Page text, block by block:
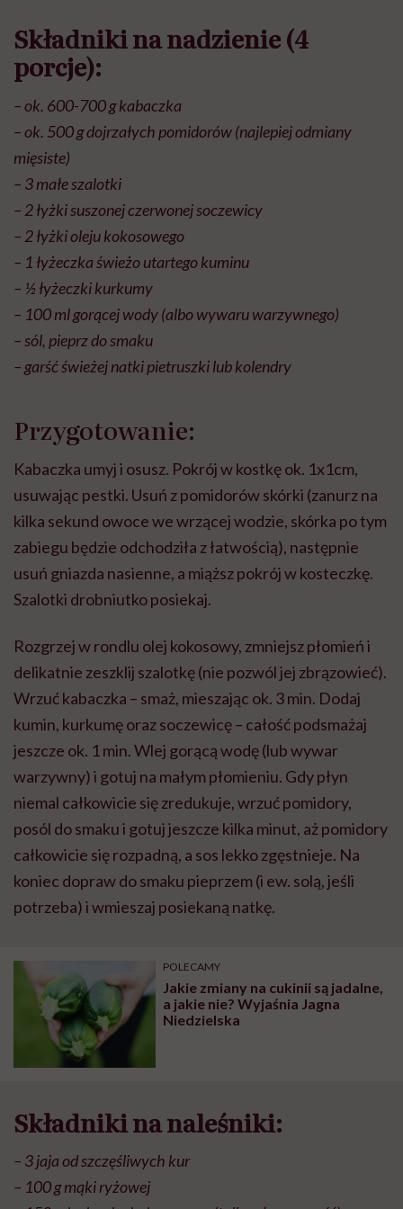
Składniki na nadzienie (4
porcje):
– ok. 600-700 g kabaczka
– ok. 500 g dojrzałych pomidorów (najlepiej odmiany
mięsiste)
– 3 małe szalotki
– 2 łyżki suszonej czerwonej soczewicy
– 2 łyżki oleju kokosowego
– 1 łyżeczka świeżo utartego kuminu
– ½ łyżeczki kurkumy
– 100 ml gorącej wody (albo wywaru warzywnego)
– sól, pieprz do smaku
– garść świeżej natki pietruszki lub kolendry
Przygotowanie:
Kabaczka umyj i osusz. Pokrój w kostkę ok. 1x1cm,
usuwając pestki. Usuń z pomidorów skórki (zanurz na
kilka sekund owoce we wrzącej wodzie, skórka po tym
zabiegu będzie odchodziła z łatwością), następnie
usuń gniazda nasienne, a miąższ pokrój w kosteczkę.
Szalotki drobniutko posiekaj.
Rozgrzej w rondlu olej kokosowy, zmniejsz płomień i
delikatnie zeszklij szalotkę (nie pozwól jej zbrązowieć).
Wrzuć kabaczka – smaż, mieszając ok. 3 min. Dodaj
kumin, kurkumę oraz soczewicę – całość podsmażaj
jeszcze ok. 1 min. Wlej gorącą wodę (lub wywar
warzywny) i gotuj na małym płomieniu. Gdy płyn
niemal całkowicie się zredukuje, wrzuć pomidory,
posól do smaku i gotuj jeszcze kilka minut, aż pomidory
całkowicie się rozpadną, a sos lekko zgęstnieje. Na
koniec dopraw do smaku pieprzem (i ew. solą, jeśli
potrzeba) i wmieszaj posiekaną natkę.
POLECAMY
Jakie zmiany na cukinii są jadalne,
a jakie nie? Wyjaśnia Jagna
Niedzielska
Składniki na naleśniki:
– 3 jaja od szczęśliwych kur
– 100 g mąki ryżowej